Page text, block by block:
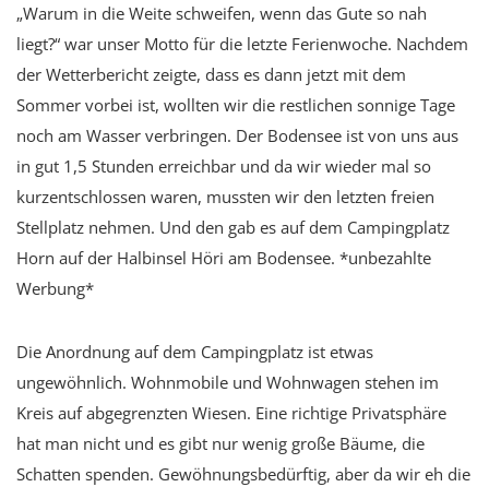
„Warum in die Weite schweifen, wenn das Gute so nah
liegt?“ war unser Motto für die letzte Ferienwoche. Nachdem
der Wetterbericht zeigte, dass es dann jetzt mit dem
Sommer vorbei ist, wollten wir die restlichen sonnige Tage
noch am Wasser verbringen. Der Bodensee ist von uns aus
in gut 1,5 Stunden erreichbar und da wir wieder mal so
kurzentschlossen waren, mussten wir den letzten freien
Stellplatz nehmen. Und den gab es auf dem Campingplatz
Horn auf der Halbinsel Höri am Bodensee. *unbezahlte
Werbung*
Die Anordnung auf dem Campingplatz ist etwas
ungewöhnlich. Wohnmobile und Wohnwagen stehen im
Kreis auf abgegrenzten Wiesen. Eine richtige Privatsphäre
hat man nicht und es gibt nur wenig große Bäume, die
Schatten spenden. Gewöhnungsbedürftig, aber da wir eh die